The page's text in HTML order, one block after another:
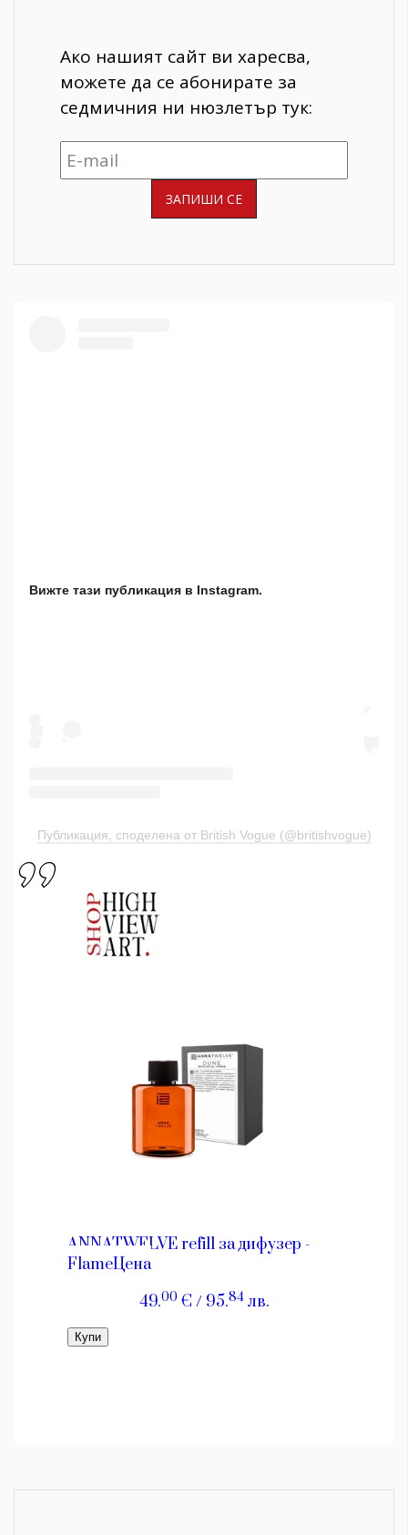
Ако нашият сайт ви харесва,
можете да се абонирате за
седмичния ни нюзлетър тук:
Вижте тази публикация в Instagram.
Публикация, споделена от British Vogue (@britishvogue)